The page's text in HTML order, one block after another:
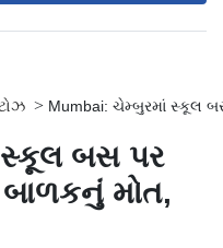
> Mumbai: ચેમ્બુરમાં સ્કૂલ
સ્કૂલ બસ પર
બાળકનું મોત,